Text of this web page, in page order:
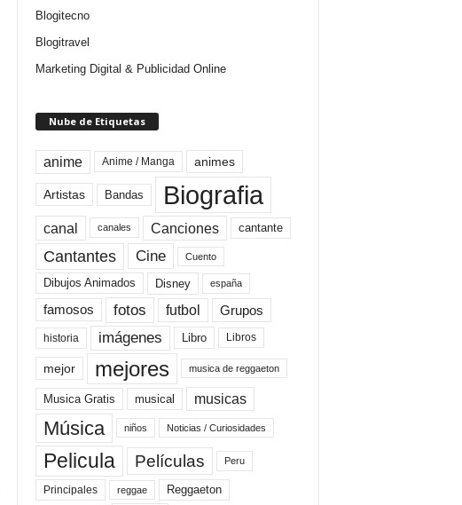
Blogitecno
Blogitravel
Marketing Digital & Publicidad Online
Nube de Etiquetas
anime Anime / Manga animes
Artistas Bandas Biografia
canal canales Canciones cantante
Cantantes Cine Cuento
Dibujos Animados Disney españa
famosos fotos futbol Grupos
historia imágenes Libro Libros
mejor mejores musica de reggaeton
Musica Gratis musical musicas
Música niños Noticias / Curiosidades
Pelicula Películas Peru
Principales reggae Reggaeton